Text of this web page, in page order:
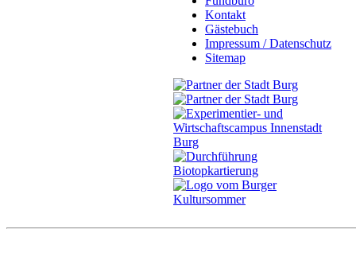
Kontakt
Gästebuch
Impressum / Datenschutz
Sitemap